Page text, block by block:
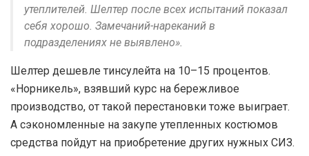
утеплителей. Шелтер после всех испытаний показал
себя хорошо. Замечаний-нареканий в
подразделениях не выявлено».
Шелтер дешевле тинсулейта на 10–15 процентов.
«Норникель», взявший курс на бережливое
производство, от такой перестановки тоже выиграет.
А сэкономленные на закупе утепленных костюмов
средства пойдут на приобретение других нужных СИЗ.